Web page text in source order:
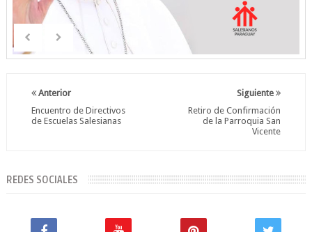
Siguiente
Retiro de Confirmación
de la Parroquia San
Vicente
Anterior
Encuentro de Directivos
de Escuelas Salesianas
REDES SOCIALES